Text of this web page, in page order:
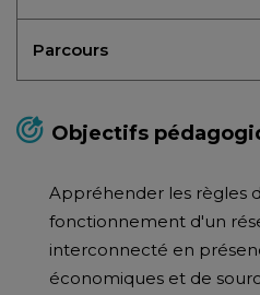
Parcours
Objectifs
Appréhender les règles
fonctionnement d'un
interconnecté en
économiques et de